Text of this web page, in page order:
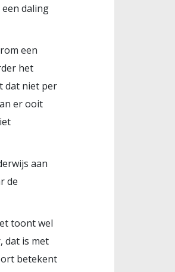
daling
een
het
dat niet per
er ooit
aan
de
toont wel
dat is met
betekent